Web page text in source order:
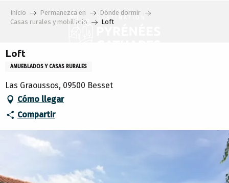
Inicio Permanezca en
Dónde dormir
Casas rurales y mobiliario
Loft
Loft
AMUEBLADOS Y CASAS RURALES
Las Graoussos, 09500 Besset
Cómo llegar
Compartir